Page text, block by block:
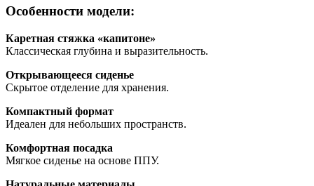
Особенности модели:
Каретная стяжка «капитоне»
Классическая глубина и выразительность.
Открывающееся сиденье
Скрытое отделение для хранения.
Компактный формат
Идеален для небольших пространств.
Комфортная посадка
Мягкое сиденье на основе ППУ.